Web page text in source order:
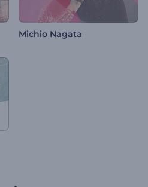
Michio Nagata